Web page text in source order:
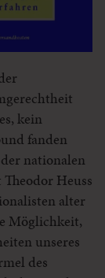
kein
fanden
nationalen
Heuss
alter
Möglichkeit,
unseres
des